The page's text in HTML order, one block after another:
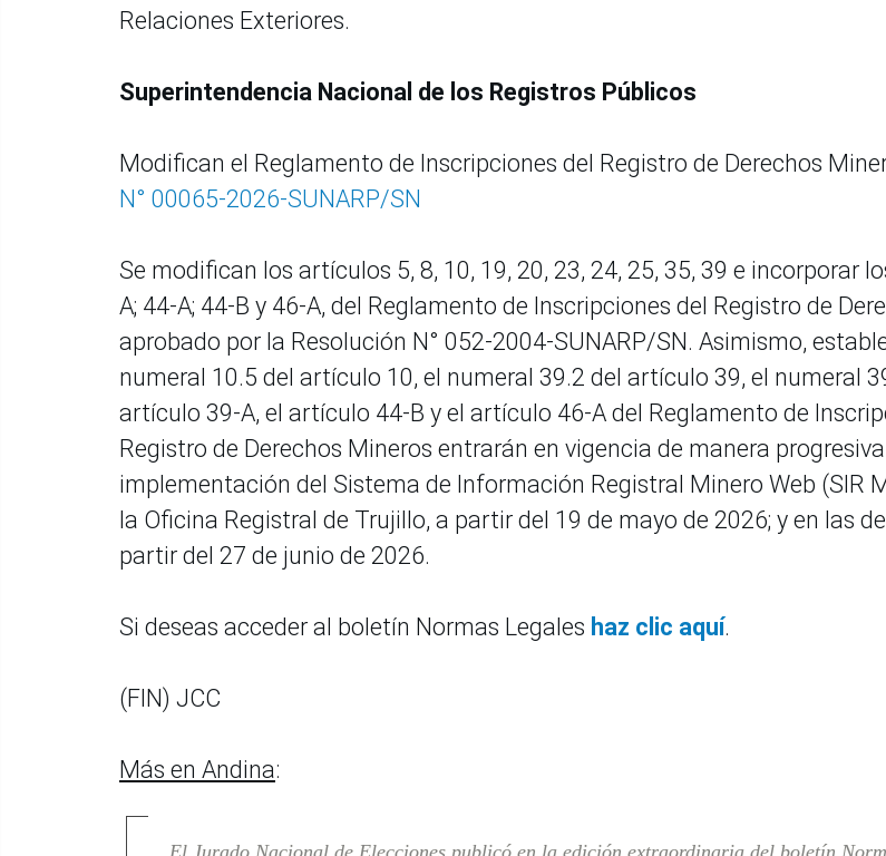
Relaciones Exteriores.
Superintendencia Nacional de los Registros Públicos
Modifican el Reglamento de Inscripciones del Registro de Derechos
N° 00065-2026-SUNARP/SN
Se modifican los artículos 5, 8, 10, 19, 20, 23, 24, 25, 35, 39 e incorporar
A; 44-A; 44-B y 46-A, del Reglamento de Inscripciones del Registro de
aprobado por la Resolución N° 052-2004-SUNARP/SN. Asimismo,
numeral 10.5 del artículo 10, el numeral 39.2 del artículo 39, el numeral
artículo 39-A, el artículo 44-B y el artículo 46-A del Reglamento de
Registro de Derechos Mineros entrarán en vigencia de manera
implementación del Sistema de Información Registral Minero Web (SIR
la Oficina Registral de Trujillo, a partir del 19 de mayo de 2026; y en las
partir del 27 de junio de 2026.
Si deseas acceder al boletín Normas Legales haz clic aquí.
(FIN) JCC
Más en Andina: